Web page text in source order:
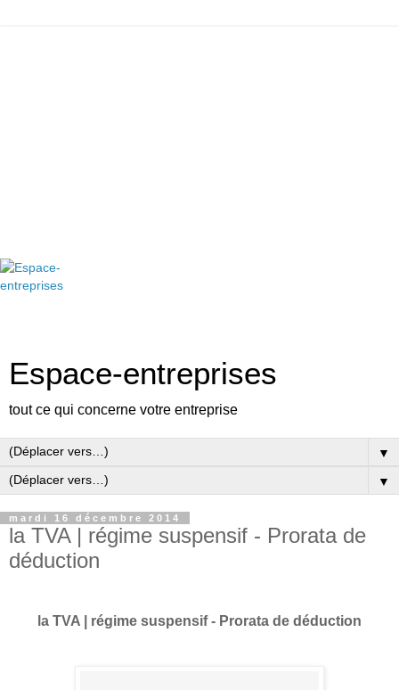
Espace-entreprises
tout ce qui concerne votre entreprise
▼
▼
mardi 16 décembre 2014
la TVA | régime suspensif - Prorata de
déduction
la TVA | régime suspensif - Prorata de déduction